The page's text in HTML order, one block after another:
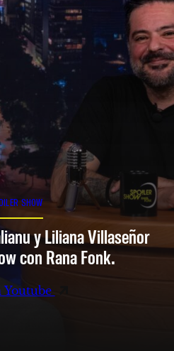
SHOW
y Liliana Villaseñor
con Rana Fonk.
Youtube